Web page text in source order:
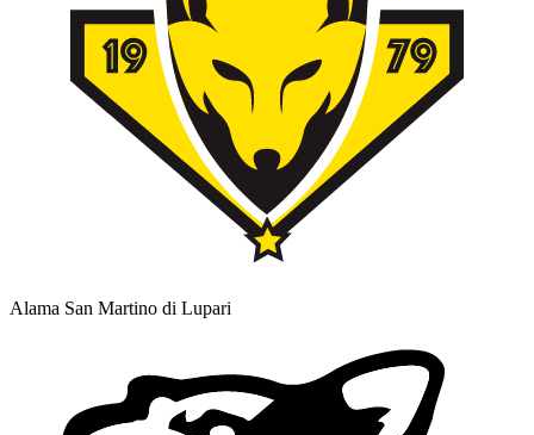
Alama San Martino di Lupari